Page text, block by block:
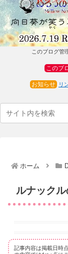
このブログ管
このブ
お知らせ リ
ホーム
ルナック
記事内容は掲載日時